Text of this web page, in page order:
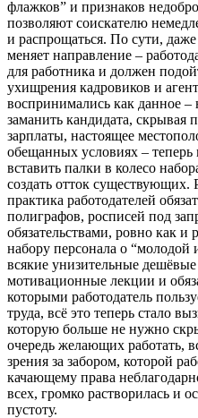
флажков” и признаков
позволяют соискателю
и распрощаться. По сути,
меняет направление –
для работника и должен
ухищрения кадровиков и
воспринимались как данное
заманить кандидата, скрывая
зарплаты, настоящее
обещанных условиях – теперь
вставить палки в колесо
создать отток существующих.
практика работодателей
полиграфов, росписей под
обязательствами, ровно как и
набору персонала о “молодой
всякие унизительные
мотивационные лекции и
которыми работодатель
труда, всё это теперь стало
которую больше не нужно
очередь желающих работать,
зрения за забором, которой
качающему права
всех, громко растворилась и
пустоту.